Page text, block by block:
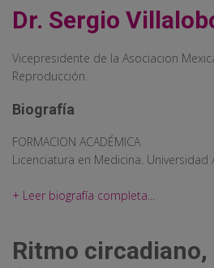
Dr. Sergio
Vicepresidente de la Asociacion
Reproducción.
Biografía
FORMACION ACADÉMICA
Licenciatura en Medicina. Universidad
+ Leer biografía completa...
Ritmo circadiano,